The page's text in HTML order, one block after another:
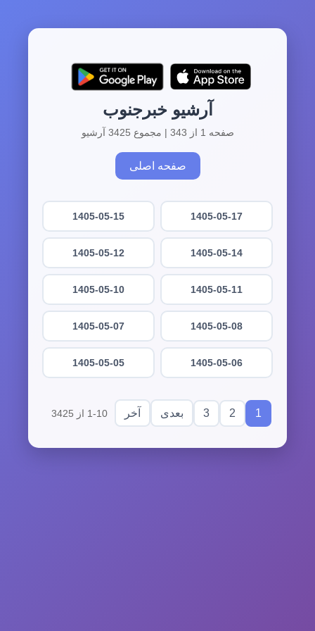
آرشیو خبرجنوب
صفحه 1 از 343 | مجموع 3425 آرشیو
صفحه اصلی
1405-05-17
1405-05-15
1405-05-14
1405-05-12
1405-05-11
1405-05-10
1405-05-08
1405-05-07
1405-05-06
1405-05-05
1
2
3 بعدی آخر 1-10 از 3425